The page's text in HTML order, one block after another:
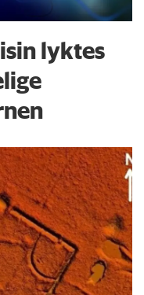
lyktes